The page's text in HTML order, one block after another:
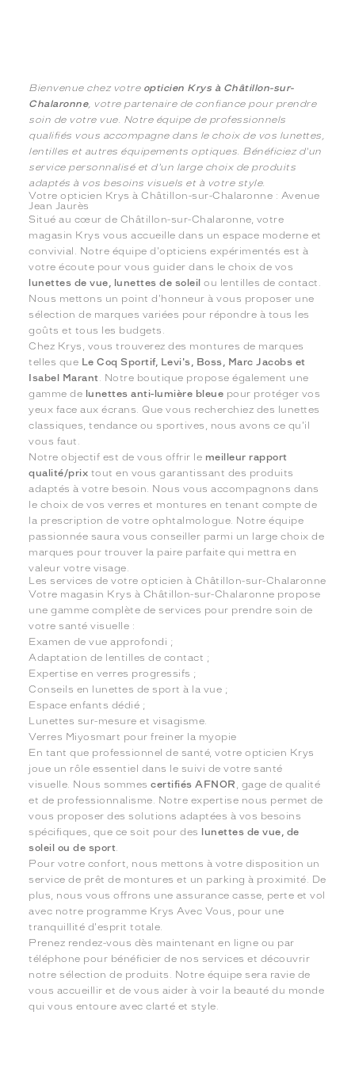
Bienvenue chez votre opticien Krys à Châtillon-sur-
Chalaronne, votre partenaire de confiance pour prendre
soin de votre vue. Notre équipe de professionnels
qualifiés vous accompagne dans le choix de vos lunettes,
lentilles et autres équipements optiques. Bénéficiez d'un
service personnalisé et d'un large choix de produits
adaptés à vos besoins visuels et à votre style.
Votre opticien Krys à Châtillon-sur-Chalaronne : Avenue
Jean Jaurès
Situé au cœur de Châtillon-sur-Chalaronne, votre
magasin Krys vous accueille dans un espace moderne et
convivial. Notre équipe d'opticiens expérimentés est à
votre écoute pour vous guider dans le choix de vos
lunettes de vue, lunettes de soleil ou lentilles de contact.
Nous mettons un point d'honneur à vous proposer une
sélection de marques variées pour répondre à tous les
goûts et tous les budgets.
Chez Krys, vous trouverez des montures de marques
telles que Le Coq Sportif, Levi's, Boss, Marc Jacobs et
Isabel Marant . Notre boutique propose également une
gamme de lunettes anti-lumière bleue pour protéger vos
yeux face aux écrans. Que vous recherchiez des lunettes
classiques, tendance ou sportives, nous avons ce qu'il
vous faut.
Notre objectif est de vous offrir le meilleur rapport
qualité/prix tout en vous garantissant des produits
adaptés à votre besoin. Nous vous accompagnons dans
le choix de vos verres et montures en tenant compte de
la prescription de votre ophtalmologue. Notre équipe
passionnée saura vous conseiller parmi un large choix de
marques pour trouver la paire parfaite qui mettra en
valeur votre visage.
Les services de votre opticien à Châtillon-sur-Chalaronne
Votre magasin Krys à Châtillon-sur-Chalaronne propose
une gamme complète de services pour prendre soin de
votre santé visuelle :
Examen de vue approfondi ;
Adaptation de lentilles de contact ;
Expertise en verres progressifs ;
Conseils en lunettes de sport à la vue ;
Espace enfants dédié ;
Lunettes sur-mesure et visagisme.
Verres Miyosmart pour freiner la myopie
En tant que professionnel de santé, votre opticien Krys
joue un rôle essentiel dans le suivi de votre santé
visuelle. Nous sommescertifiés AFNOR
, gage de qualité
et de professionnalisme. Notre expertise nous permet de
vous proposer des solutions adaptées à vos besoins
spécifiques, que ce soit pour des lunettes de vue, de
soleil ou de sport
Pour votre confort, nous mettons à votre disposition un
service de prêt de montures et un parking à proximité. De
plus, nous vous offrons une assurance casse, perte et vol
avec notre programme Krys Avec Vous, pour une
tranquillité d'esprit totale.
Prenez rendez-vous dès maintenant en ligne ou par
téléphone pour bénéficier de nos services et découvrir
notre sélection de produits. Notre équipe sera ravie de
vous accueillir et de vous aider à voir la beauté du monde
qui vous entoure avec clarté et style.